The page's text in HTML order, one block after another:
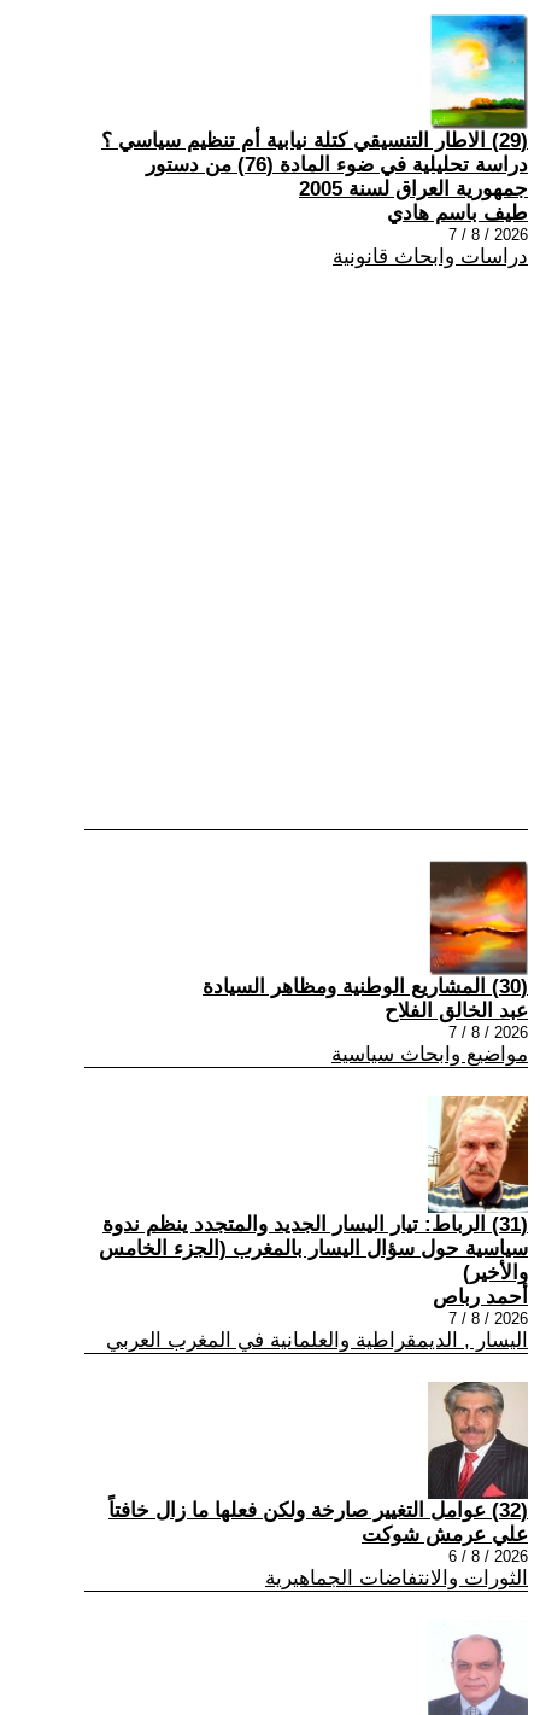
(29) الاطار التنسيقي كتلة نيابية أم تنظيم سياسي ؟
دراسة تحليلية في ضوء المادة (76) من دستور
جمهورية العراق لسنة 2005
طيف باسم هادي
2026 / 8 / 7
دراسات وابحاث قانونية
(30) المشاريع الوطنية ومظاهر السيادة
عبد الخالق الفلاح
2026 / 8 / 7
مواضيع وابحاث سياسية
(31) الرباط: تيار اليسار الجديد والمتجدد ينظم ندوة
سياسية حول سؤال اليسار بالمغرب (الجزء الخامس
والأخير)
أحمد رباص
2026 / 8 / 7
اليسار , الديمقراطية والعلمانية في المغرب العربي
(32) عوامل التغيير صارخة ولكن فعلها ما زال خافتاً
علي عرمش شوكت
2026 / 8 / 6
الثورات والانتفاضات الجماهيرية